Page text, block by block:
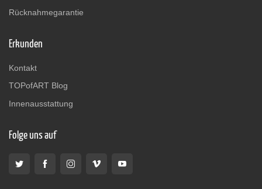
Rücknahmegarantie
Erkunden
Kontakt
TOPofART Blog
Innenausstattung
Folge uns auf